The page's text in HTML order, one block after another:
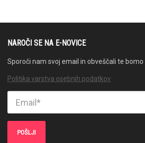
NAROČI SE NA E-NOVICE
Sporoči nam svoj email in obveščali te
Politika varstva osebnih podatkov